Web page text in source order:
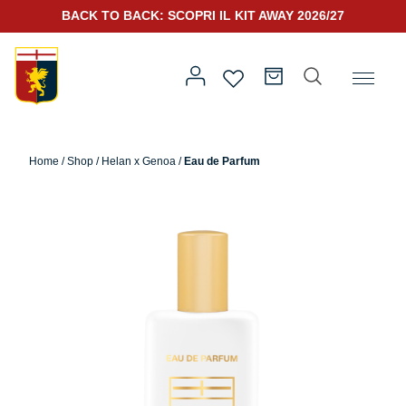
BACK TO BACK: SCOPRI IL KIT AWAY 2026/27
Home /Shop / Helan x Genoa / Eau de Parfum